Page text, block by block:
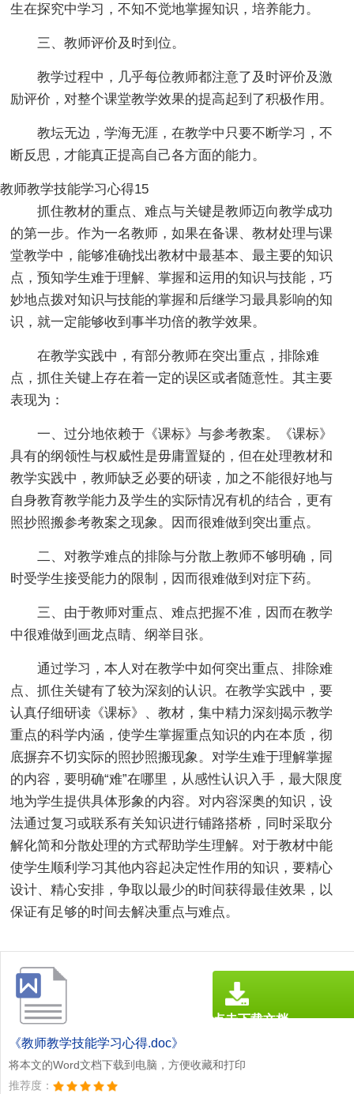
生在探究中学习，不知不觉地掌握知识，培养能力。
三、教师评价及时到位。
教学过程中，几乎每位教师都注意了及时评价及激
励评价，对整个课堂教学效果的提高起到了积极作用。
教坛无边，学海无涯，在教学中只要不断学习，不
断反思，才能真正提高自己各方面的能力。
教师教学技能学习心得15
抓住教材的重点、难点与关键是教师迈向教学成功
的第一步。作为一名教师，如果在备课、教材处理与课
堂教学中，能够准确找出教材中最基本、最主要的知识
点，预知学生难于理解、掌握和运用的知识与技能，巧
妙地点拨对知识与技能的掌握和后继学习最具影响的知
识，就一定能够收到事半功倍的教学效果。
在教学实践中，有部分教师在突出重点，排除难
点，抓住关键上存在着一定的误区或者随意性。其主要
表现为：
一、过分地依赖于《课标》与参考教案。《课标》
具有的纲领性与权威性是毋庸置疑的，但在处理教材和
教学实践中，教师缺乏必要的研读，加之不能很好地与
自身教育教学能力及学生的实际情况有机的结合，更有
照抄照搬参考教案之现象。因而很难做到突出重点。
二、对教学难点的排除与分散上教师不够明确，同
时受学生接受能力的限制，因而很难做到对症下药。
三、由于教师对重点、难点把握不准，因而在教学
中很难做到画龙点睛、纲举目张。
通过学习，本人对在教学中如何突出重点、排除难
点、抓住关键有了较为深刻的认识。在教学实践中，要
认真仔细研读《课标》、教材，集中精力深刻揭示教学
重点的科学内涵，使学生掌握重点知识的内在本质，彻
底摒弃不切实际的照抄照搬现象。对学生难于理解掌握
的内容，要明确“难”在哪里，从感性认识入手，最大限度
地为学生提供具体形象的内容。对内容深奥的知识，设
法通过复习或联系有关知识进行铺路搭桥，同时采取分
解化简和分散处理的方式帮助学生理解。对于教材中能
使学生顺利学习其他内容起决定性作用的知识，要精心
设计、精心安排，争取以最少的时间获得最佳效果，以
保证有足够的时间去解决重点与难点。
《教师教学技能学习心得.doc》
将本文的Word文档下载到电脑，方便收藏和打印
推荐度：
点击下载文档